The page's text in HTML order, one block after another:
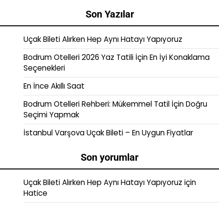
Son Yazılar
Uçak Bileti Alırken Hep Aynı Hatayı Yapıyoruz
Bodrum Otelleri 2026 Yaz Tatili İçin En İyi Konaklama
Seçenekleri
En İnce Akıllı Saat
Bodrum Otelleri Rehberi: Mükemmel Tatil İçin Doğru
Seçimi Yapmak
İstanbul Varşova Uçak Bileti – En Uygun Fiyatlar
Son yorumlar
Uçak Bileti Alırken Hep Aynı Hatayı Yapıyoruz için
Hatice